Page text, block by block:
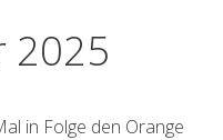
2025
in Folge den Orange